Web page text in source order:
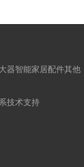
器智能家居配件其他
技术支持